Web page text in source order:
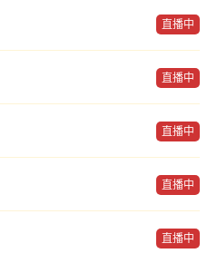
直播中
直播中
直播中
直播中
直播中